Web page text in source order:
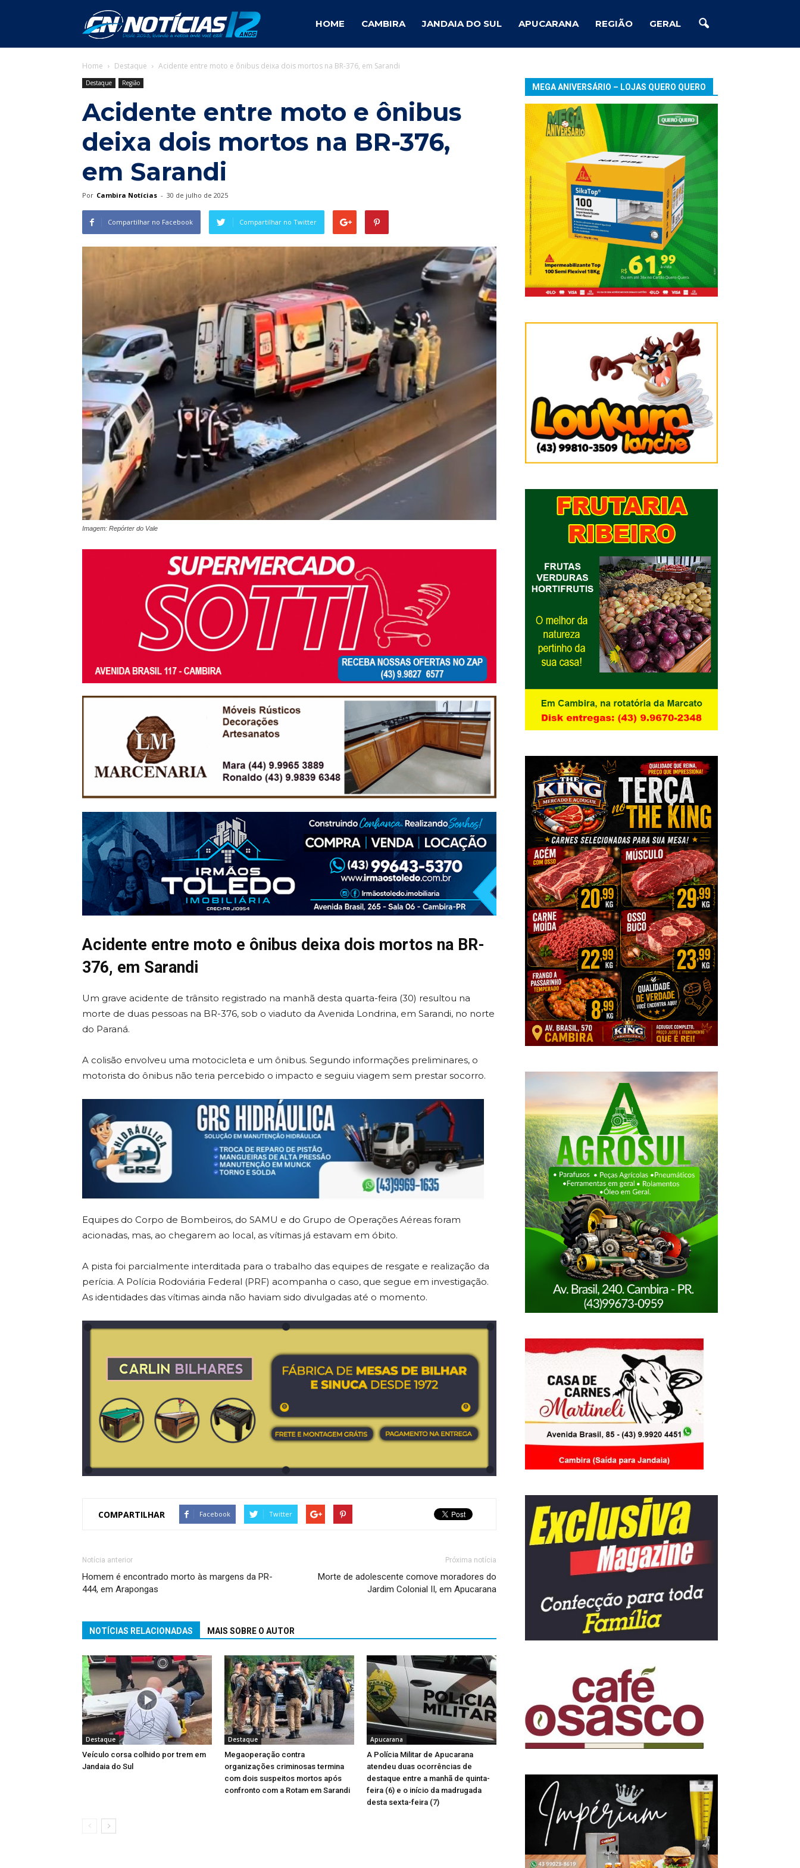
Cambira
Notícias
HOME CAMBIRA JANDAIA DO SUL APUCARANA REGIÃO GERAL
Home Destaque Acidente entre moto e ônibus deixa dois mortos na BR-376, em Sarandi
Destaque Região
Acidente entre moto e ônibus
deixa dois mortos na BR-376,
em Sarandi
Por Cambira Notícias - 30 de julho de 2025
Compartilhar no Facebook Compartilhar no Twitter
Imagem: Repórter do Vale
Acidente entre moto e ônibus deixa dois mortos na BR-
376, em Sarandi
Um grave acidente de trânsito registrado na manhã desta quarta-feira (30) resultou na
morte de duas pessoas na BR-376, sob o viaduto da Avenida Londrina, em Sarandi, no norte
do Paraná.
A colisão envolveu uma motocicleta e um ônibus. Segundo informações preliminares, o
motorista do ônibus não teria percebido o impacto e seguiu viagem sem prestar socorro.
Equipes do Corpo de Bombeiros, do SAMU e do Grupo de Operações Aéreas foram
acionadas, mas, ao chegarem ao local, as vítimas já estavam em óbito.
A pista foi parcialmente interditada para o trabalho das equipes de resgate e realização da
perícia. A Polícia Rodoviária Federal (PRF) acompanha o caso, que segue em investigação.
As identidades das vítimas ainda não haviam sido divulgadas até o momento.
COMPARTILHAR Facebook Twitter
Notícia anterior
Homem é encontrado morto às margens da PR-
444, em Arapongas
Próxima notícia
Morte de adolescente comove moradores do
Jardim Colonial II, em Apucarana
NOTÍCIAS RELACIONADAS MAIS SOBRE O AUTOR
Destaque
Veículo corsa colhido por trem em
Jandaia do Sul
Destaque
Megaoperação contra
organizações criminosas termina
com dois suspeitos mortos após
confronto com a Rotam em Sarandi
Apucarana
A Polícia Militar de Apucarana
atendeu duas ocorrências de
destaque entre a manhã de quinta-
feira (6) e o início da madrugada
desta sexta-feira (7)
MEGA ANIVERSÁRIO – LOJAS QUERO QUERO